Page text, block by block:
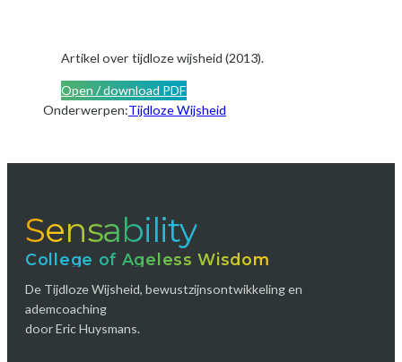
Artikel over tijdloze wijsheid (2013).
Open / download PDF
Onderwerpen:Tijdloze Wijsheid
Sensability
College of Ageless Wisdom
De Tijdloze Wijsheid, bewustzijnsontwikkeling en
ademcoaching
door Eric Huysmans.